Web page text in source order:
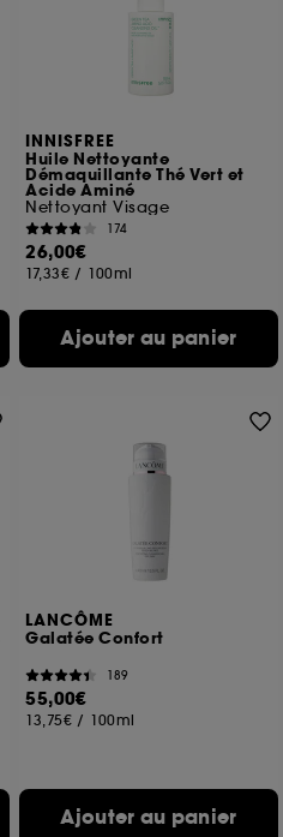
INNISFREE
Huile Nettoyante
Démaquillante Thé Vert et
Acide Aminé
Nettoyant Visage
174
26,00€
17,33€ / 100ml
Ajouter au panier
LANCÔME
Galatée Confort
189
55,00€
13,75€ / 100ml
Ajouter au panier